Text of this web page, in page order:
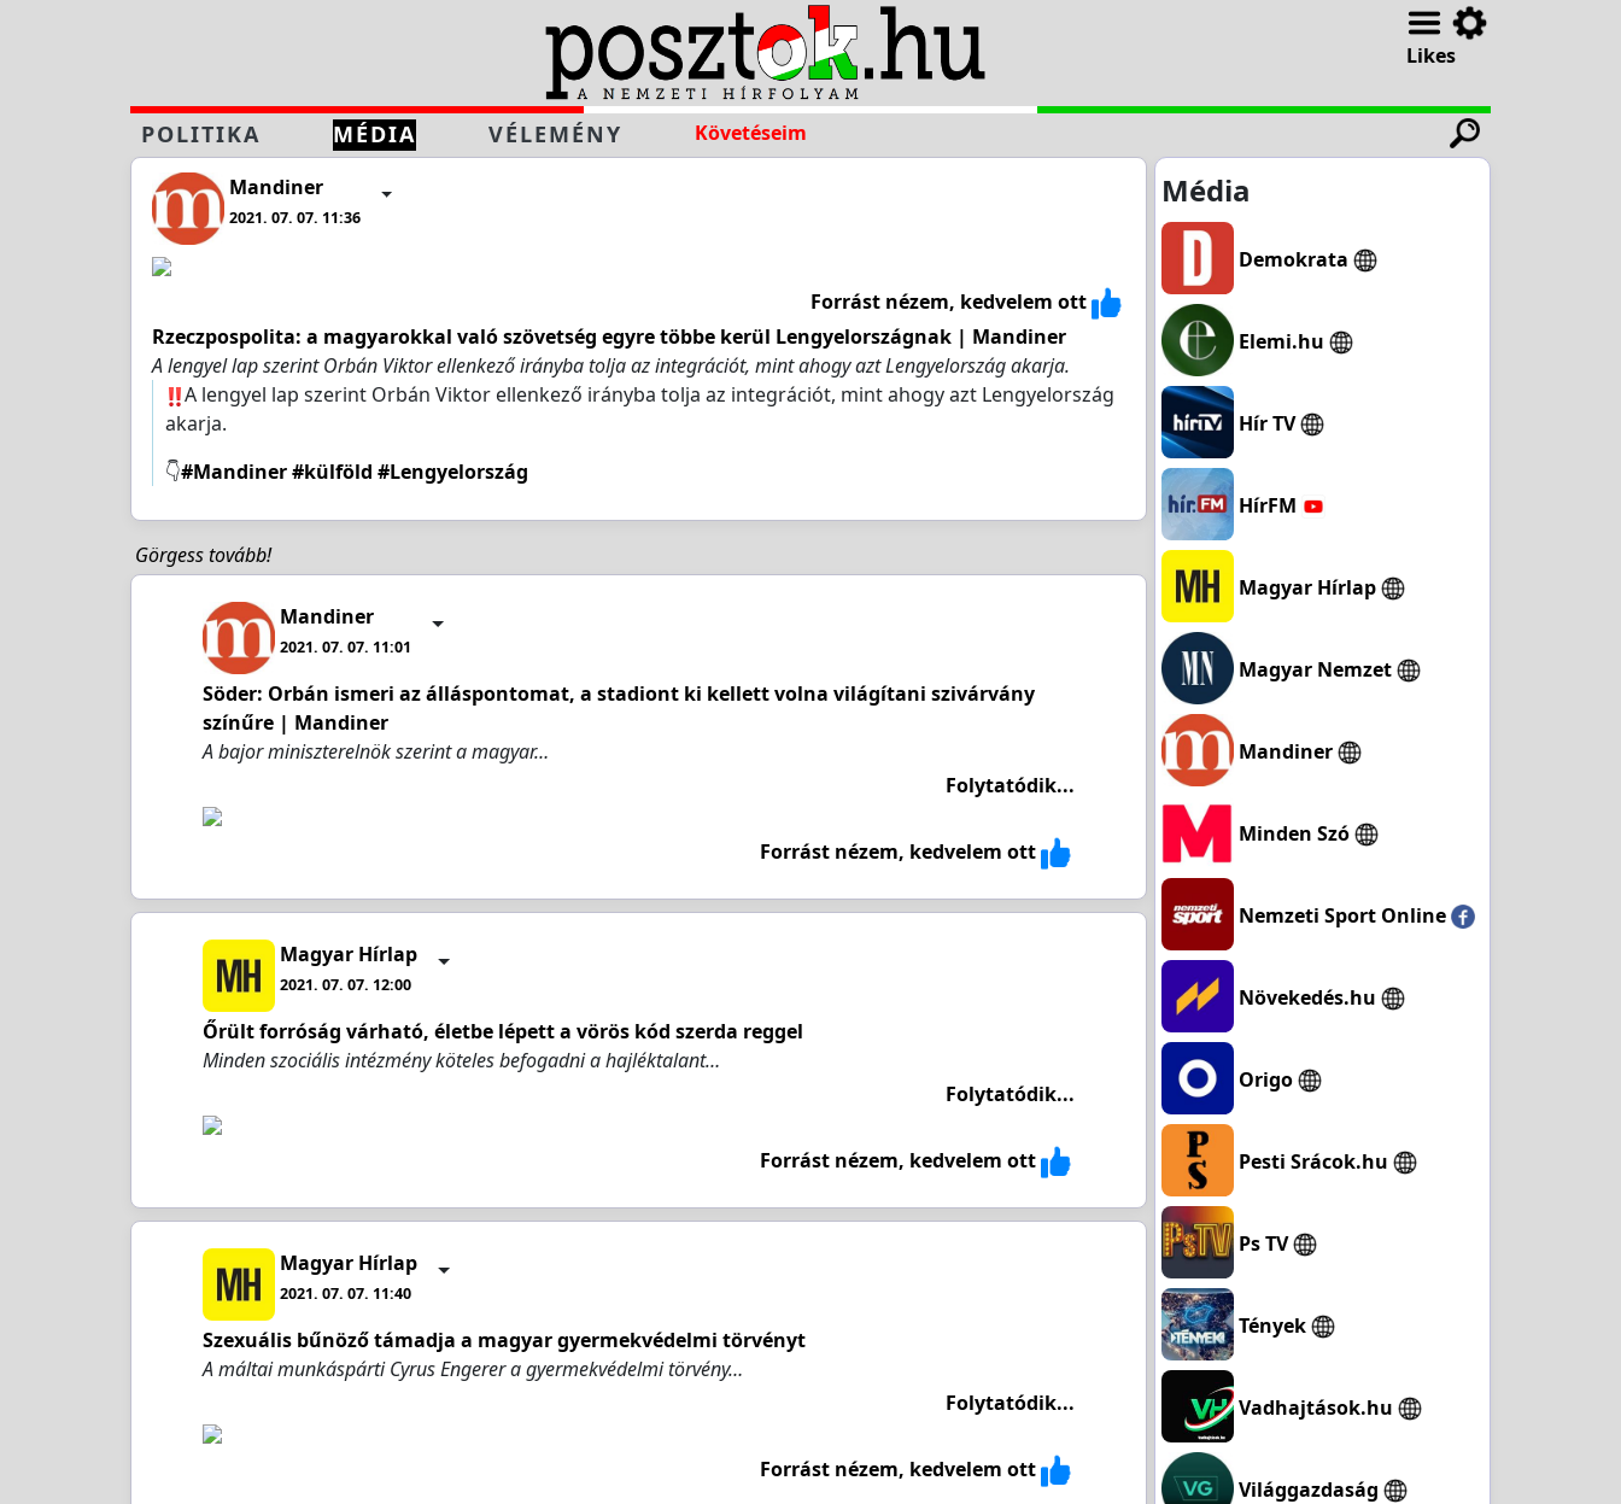
Likes
POLITIKA MÉDIA VÉLEMÉNY Követéseim
Mandiner
2021. 07. 07. 11:36
Forrást nézem, kedvelem ott
Rzeczpospolita: a magyarokkal való szövetség egyre többe kerül Lengyelországnak | Mandiner
A lengyel lap szerint Orbán Viktor ellenkező irányba tolja az integrációt, mint ahogy azt Lengyelország akarja.
A lengyel lap szerint Orbán Viktor ellenkező irányba tolja az integrációt, mint ahogy azt Lengyelország
akarja.
👇#Mandiner#külföld #Lengyelország
Görgess tovább!
Mandiner
2021. 07. 07. 11:01
Söder: Orbán ismeri az álláspontomat, a stadiont ki kellett volna világítani szivárvány
színűre | Mandiner
A bajor miniszterelnök szerint a magyar…
Folytatódik...
Forrást nézem, kedvelem ott
Magyar Hírlap
2021. 07. 07. 12:00
Őrült forróság várható, életbe lépett a vörös kód szerda reggel
Minden szociális intézmény köteles befogadni a hajléktalant…
Folytatódik...
Forrást nézem, kedvelem ott
Magyar Hírlap
2021. 07. 07. 11:40
Szexuális bűnöző támadja a magyar gyermekvédelmi törvényt
A máltai munkáspárti Cyrus Engerer a gyermekvédelmi törvény…
Folytatódik...
Forrást nézem, kedvelem ott
Média
Demokrata
Elemi.hu
Hír TV
HírFM
Magyar Hírlap
Magyar Nemzet
Mandiner
Minden Szó
Nemzeti Sport Online
Növekedés.hu
Origo
Pesti Srácok.hu
Ps TV
Tények
Vadhajtások.hu
Világgazdaság